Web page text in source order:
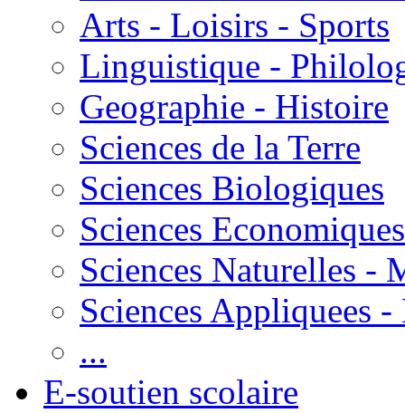
Arts - Loisirs - Sports
Linguistique -
Geographie - Histoire
Sciences de la Terre
Sciences Biologiques
Sciences Economiques
Sciences Naturelles -
Sciences Appliquees
...
E-soutien scolaire